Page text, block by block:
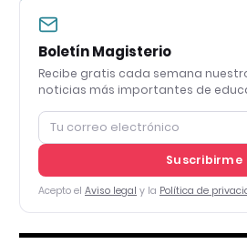
Boletín Magisterio
Recibe gratis cada semana
noticias más importantes de
Suscribirme
Acepto el Aviso legal y la Política de